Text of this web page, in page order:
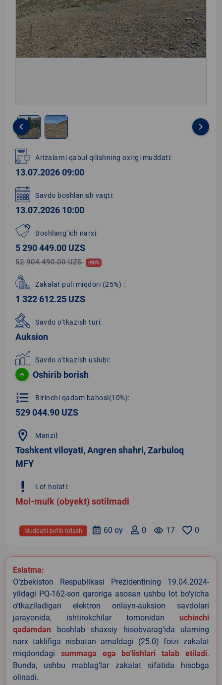
1
of
2
keyboard_arrow_left keyboard_arrow_right
Arizalarni qabul qilishning oxirgi muddati:
13.07.2026 09:00
Savdo boshlanish vaqti:
13.07.2026 10:00
Boshlang‘ich narxi:
5 290 449.00 UZS
52 904 490.00 UZS -90%
Zakalat puli miqdori (25%) :
1 322 612.25 UZS
Savdo o‘tkazish turi:
Auksion
Savdo o‘tkazish uslubi:
Oshirib borish
format_list_numbered Birinchi qadam bahosi(10%):
529 044.90 UZS
location_on Manzil:
Toshkent viloyati, Angren shahri, Zarbuloq
MFY
priority_high Lot holati:
Mol-mulk (obyekt) sotilmadi
0
remove_red_eye 17
0
60 oy
Muddatli bo‘lib to‘lash
Eslatma:
O‘zbekiston Respublikasi Prezidentining 19.04.2024-
yildagi PQ-162-son qaroriga asosan ushbu lot bo‘yicha
o‘tkaziladigan elektron onlayn-auksion savdolari
jarayonida, ishtirokchilar tomonidan uchinchi
qadamdan boshlab shaxsiy hisobvarag‘ida ularning
narx taklifiga nisbatan amaldagi (25.0) foizi zakalat
miqdoridagi summaga ega bo‘lishlari talab etiladi.
Bunda, ushbu mablag‘lar zakalat sifatida hisobga
olinadi.